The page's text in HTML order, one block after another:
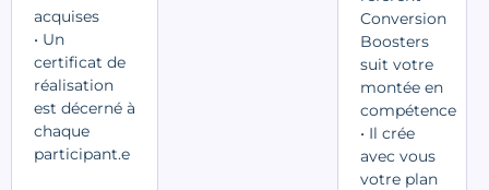
acquises
• Un
certificat de
réalisation
est décerné à
chaque
participant.e
Conversion
Boosters
suit votre
montée en
compétence
• Il crée
avec vous
votre plan